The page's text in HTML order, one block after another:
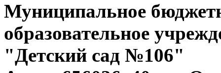
Муниципальное
образовательное
"Детский сад №106"